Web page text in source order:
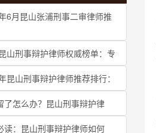
6月昆山张浦刑事二审律师推
山刑事辩护律师权威榜单：专
昆山刑事辩护律师推荐排行：
了怎么办？昆山刑事辩护律
读：昆山刑事辩护律师如何